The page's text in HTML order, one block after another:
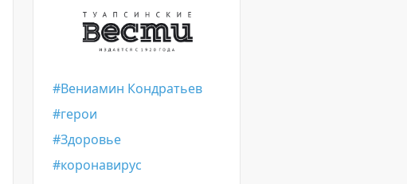
Вениамин Кондратьев
герои
Здоровье
коронавирус